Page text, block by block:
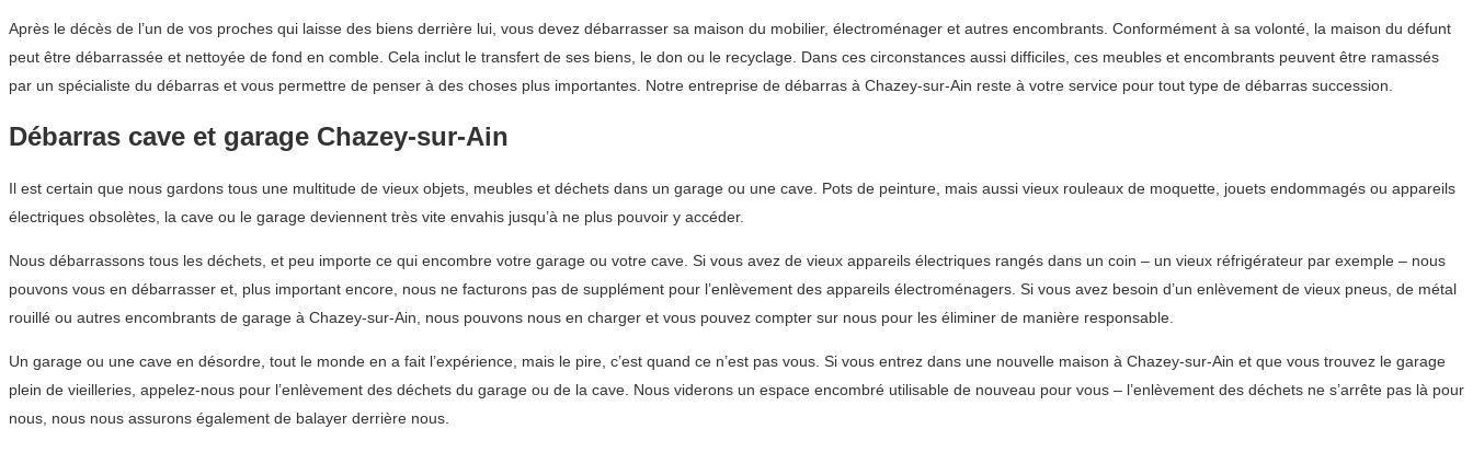
Après le décès de l’un de vos proches qui laisse des biens derrière lui, vous devez débarrasser sa maison du mobilier, électroménager et autres encombrants. Conformément à sa volonté, la maison du défunt
peut être débarrassée et nettoyée de fond en comble. Cela inclut le transfert de ses biens, le don ou le recyclage. Dans ces circonstances aussi difficiles, ces meubles et encombrants peuvent être ramassés
par un spécialiste du débarras et vous permettre de penser à des choses plus importantes. Notre entreprise de débarras à Chazey-sur-Ain reste à votre service pour tout type de débarras succession.
Débarras cave et garage Chazey-sur-Ain
Il est certain que nous gardons tous une multitude de vieux objets, meubles et déchets dans un garage ou une cave. Pots de peinture, mais aussi vieux rouleaux de moquette, jouets endommagés ou appareils
électriques obsolètes, la cave ou le garage deviennent très vite envahis jusqu’à ne plus pouvoir y accéder.
Nous débarrassons tous les déchets, et peu importe ce qui encombre votre garage ou votre cave. Si vous avez de vieux appareils électriques rangés dans un coin – un vieux réfrigérateur par exemple – nous
pouvons vous en débarrasser et, plus important encore, nous ne facturons pas de supplément pour l’enlèvement des appareils électroménagers. Si vous avez besoin d’un enlèvement de vieux pneus, de métal
rouillé ou autres encombrants de garage à Chazey-sur-Ain, nous pouvons nous en charger et vous pouvez compter sur nous pour les éliminer de manière responsable.
Un garage ou une cave en désordre, tout le monde en a fait l’expérience, mais le pire, c’est quand ce n’est pas vous. Si vous entrez dans une nouvelle maison à Chazey-sur-Ain et que vous trouvez le garage
plein de vieilleries, appelez-nous pour l’enlèvement des déchets du garage ou de la cave. Nous viderons un espace encombré utilisable de nouveau pour vous – l’enlèvement des déchets ne s’arrête pas là pour
nous, nous nous assurons également de balayer derrière nous.